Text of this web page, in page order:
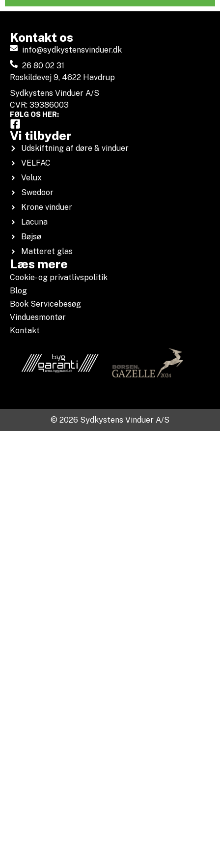
Kontakt os
info@sydkystensvinduer.dk
26 80 02 31
Roskildevej 9, 4622 Havdrup
Sydkystens Vinduer A/S
CVR: 39386003
FØLG OS HER:
Vi tilbyder
Udskiftning af døre & vinduer
VELFAC
Velux
Swedoor
Krone vinduer
Lacuna
Bøjsø
Matteret glas
Læs mere
Cookie- og privatlivspolitik
Blog
Book Servicebesøg
Vinduesmontør
Kontakt
© 2026 Sydkystens Vinduer A/S